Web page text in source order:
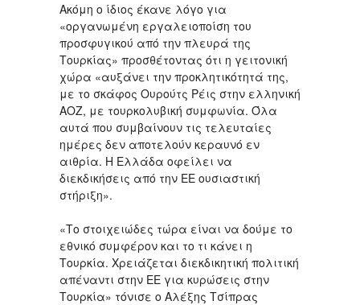
Ακόμη ο ίδιος έκανε λόγο για
«οργανωμένη εργαλειοποίση του
προσφυγικού από την πλευρά της
Τουρκίας» προσθέτοντας ότι η γειτονική
χώρα «αυξάνει την προκλητικότητά της,
με το σκάφος Ουρούτς Ρέις στην ελληνική
ΑΟΖ, με τουρκολυβική συμφωνία. Όλα
αυτά που συμβαίνουν τις τελευταίες
ημέρες δεν αποτελούν κεραυνό εν
αιθρία. Η Ελλάδα οφείλει να
διεκδικήσεις από την ΕΕ ουσιαστική
στήριξη».
«Το στοιχειώδες τώρα είναι να δούμε το
εθνικό συμφέρον και το τι κάνει η
Τουρκία. Χρειάζεται διεκδικητική πολιτική
απέναντι στην ΕΕ για κυρώσεις στην
Τουρκία» τόνισε ο Αλέξης Τσίπρας